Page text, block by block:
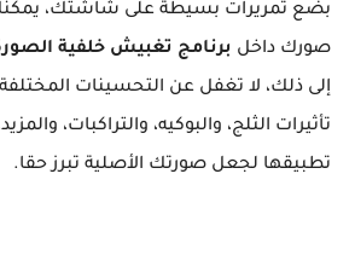
بضع تمريرات بسيطة على شاشتك،
صورك داخل برنامج تغبيش خلفية
إلى ذلك، لا تغفل عن التحسينات
تأثيرات الثلج، والبوكيه، والتراكبات،
تطبيقها لجعل صورتك الأصلية تبرز حقا.